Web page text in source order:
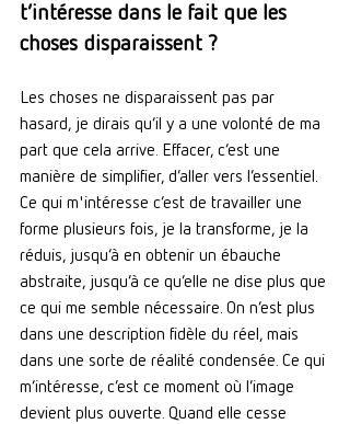
t’intéresse dans le fait que les
choses disparaissent ?
Les choses ne disparaissent pas par
hasard, je dirais qu’il y a une volonté de ma
part que cela arrive. Effacer, c’est une
manière de simplifier, d’aller vers l’essentiel.
Ce qui m'intéresse c’est de travailler une
forme plusieurs fois, je la transforme, je la
réduis, jusqu’à en obtenir un ébauche
abstraite, jusqu’à ce qu’elle ne dise plus que
ce qui me semble nécessaire. On n’est plus
dans une description fidèle du réel, mais
dans une sorte de réalité condensée. Ce qui
m’intéresse, c’est ce moment où l’image
devient plus ouverte. Quand elle cesse